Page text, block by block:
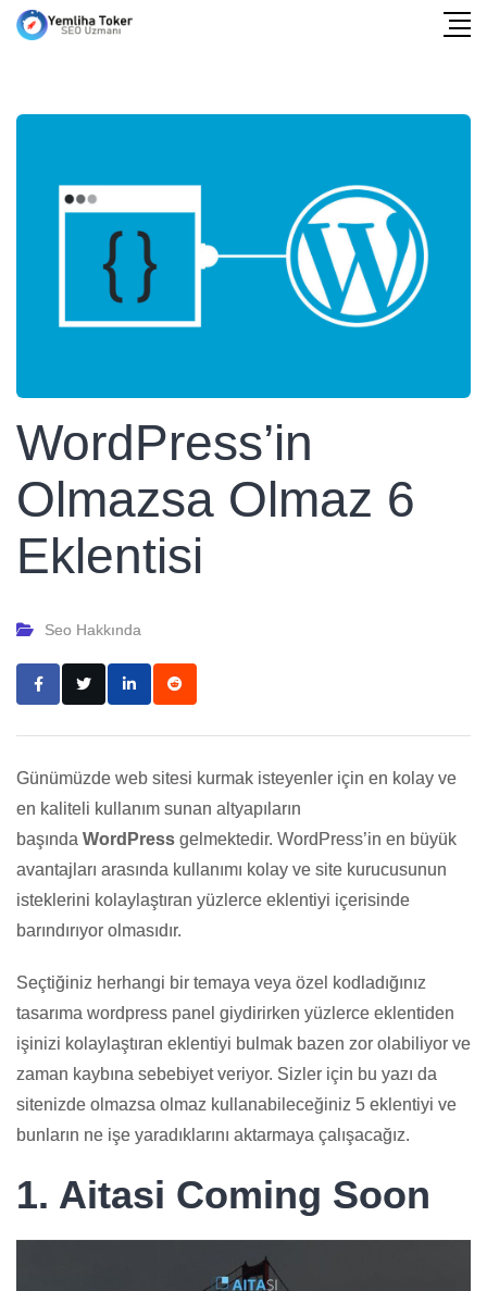
WordPress’in
Olmazsa Olmaz 6
Eklentisi
Seo Hakkında
Günümüzde web sitesi kurmak isteyenler için en kolay ve
en kaliteli kullanım sunan altyapıların
başında WordPress gelmektedir. WordPress’in en büyük
avantajları arasında kullanımı kolay ve site kurucusunun
isteklerini kolaylaştıran yüzlerce eklentiyi içerisinde
barındırıyor olmasıdır.
Seçtiğiniz herhangi bir temaya veya özel kodladığınız
tasarıma wordpress panel giydirirken yüzlerce eklentiden
işinizi kolaylaştıran eklentiyi bulmak bazen zor olabiliyor ve
zaman kaybına sebebiyet veriyor. Sizler için bu yazı da
sitenizde olmazsa olmaz kullanabileceğiniz 5 eklentiyi ve
bunların ne işe yaradıklarını aktarmaya çalışacağız.
1. Aitasi Coming Soon